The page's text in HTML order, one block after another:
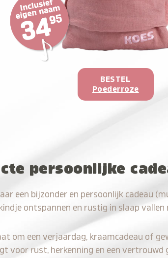
BESTEL
Poederroze
persoonlijke
een bijzonder en persoonlijk cadeau
ontspannen en rustig in slaap
om een verjaardag, kraamcadeau of
voor rust, herkenning en een vertrouwd